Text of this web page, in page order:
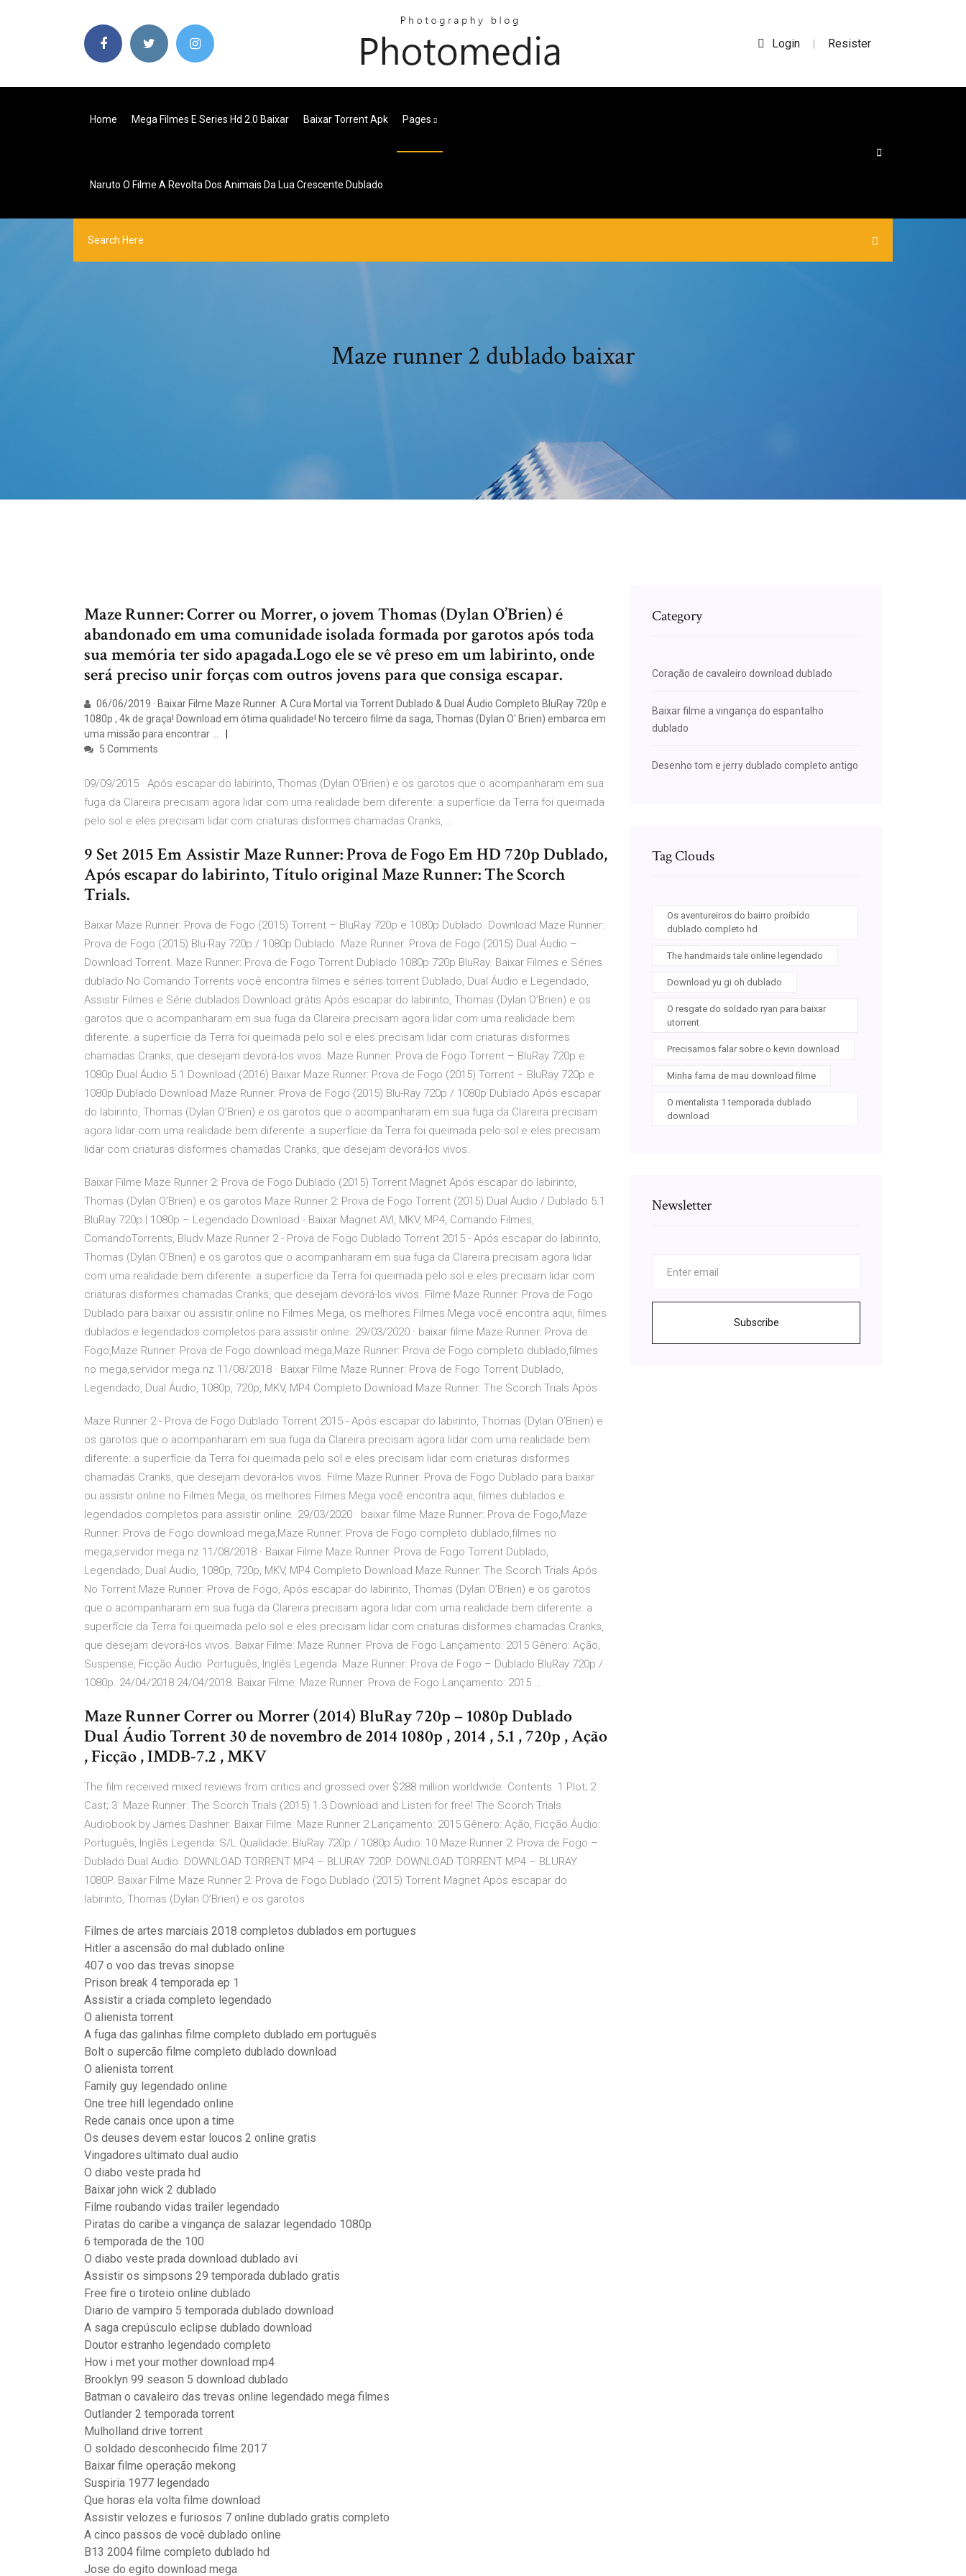
Login | Resister
Home Mega Filmes E Series Hd 2.0 Baixar Baixar Torrent Apk Pages
Naruto O Filme A Revolta Dos Animais Da Lua Crescente Dublado
Maze runner 2 dublado baixar
Maze Runner: Correr ou Morrer, o jovem Thomas (Dylan O’Brien) é
abandonado em uma comunidade isolada formada por garotos após toda
sua memória ter sido apagada.Logo ele se vê preso em um labirinto, onde
será preciso unir forças com outros jovens para que consiga escapar.
06/06/2019 · Baixar Filme Maze Runner: A Cura Mortal via Torrent Dublado & Dual Áudio Completo BluRay 720p e
1080p , 4k de graça! Download em ótima qualidade! No terceiro filme da saga, Thomas (Dylan O' Brien) embarca em
uma missão para encontrar …
5 Comments
09/09/2015 · Após escapar do labirinto, Thomas (Dylan O’Brien) e os garotos que o acompanharam em sua
fuga da Clareira precisam agora lidar com uma realidade bem diferente: a superfície da Terra foi queimada
pelo sol e eles precisam lidar com criaturas disformes chamadas Cranks, …
9 Set 2015 Em Assistir Maze Runner: Prova de Fogo Em HD 720p Dublado,
Após escapar do labirinto, Título original Maze Runner: The Scorch
Trials.
Baixar Maze Runner: Prova de Fogo (2015) Torrent – BluRay 720p e 1080p Dublado. Download Maze Runner:
Prova de Fogo (2015) Blu-Ray 720p / 1080p Dublado. Maze Runner: Prova de Fogo (2015) Dual Áudio –
Download Torrent. Maze Runner: Prova de Fogo Torrent Dublado 1080p 720p BluRay. Baixar Filmes e Séries
dublado No Comando Torrents você encontra filmes e séries torrent Dublado, Dual Áudio e Legendado,
Assistir Filmes e Série dublados Download grátis Após escapar do labirinto, Thomas (Dylan O’Brien) e os
garotos que o acompanharam em sua fuga da Clareira precisam agora lidar com uma realidade bem
diferente: a superfície da Terra foi queimada pelo sol e eles precisam lidar com criaturas disformes
chamadas Cranks, que desejam devorá-los vivos. Maze Runner: Prova de Fogo Torrent – BluRay 720p e
1080p Dual Áudio 5.1 Download (2016) Baixar Maze Runner: Prova de Fogo (2015) Torrent – BluRay 720p e
1080p Dublado Download Maze Runner: Prova de Fogo (2015) Blu-Ray 720p / 1080p Dublado Após escapar
do labirinto, Thomas (Dylan O’Brien) e os garotos que o acompanharam em sua fuga da Clareira precisam
agora lidar com uma realidade bem diferente: a superfície da Terra foi queimada pelo sol e eles precisam
lidar com criaturas disformes chamadas Cranks, que desejam devorá-los vivos.
Baixar Filme Maze Runner 2: Prova de Fogo Dublado (2015) Torrent Magnet Após escapar do labirinto,
Thomas (Dylan O’Brien) e os garotos Maze Runner 2: Prova de Fogo Torrent (2015) Dual Áudio / Dublado 5.1
BluRay 720p | 1080p – Legendado Download - Baixar Magnet AVI, MKV, MP4, Comando Filmes,
ComandoTorrents, Bludv Maze Runner 2 - Prova de Fogo Dublado Torrent 2015 - Após escapar do labirinto,
Thomas (Dylan O’Brien) e os garotos que o acompanharam em sua fuga da Clareira precisam agora lidar
com uma realidade bem diferente: a superfície da Terra foi queimada pelo sol e eles precisam lidar com
criaturas disformes chamadas Cranks, que desejam devorá-los vivos. Filme Maze Runner: Prova de Fogo
Dublado para baixar ou assistir online no Filmes Mega, os melhores Filmes Mega você encontra aqui, filmes
dublados e legendados completos para assistir online. 29/03/2020 · baixar filme Maze Runner: Prova de
Fogo,Maze Runner: Prova de Fogo download mega,Maze Runner: Prova de Fogo completo dublado,filmes
no mega,servidor mega.nz 11/08/2018 · Baixar Filme Maze Runner: Prova de Fogo Torrent Dublado,
Legendado, Dual Áudio, 1080p, 720p, MKV, MP4 Completo Download Maze Runner: The Scorch Trials Após
Maze Runner 2 - Prova de Fogo Dublado Torrent 2015 - Após escapar do labirinto, Thomas (Dylan O’Brien) e
os garotos que o acompanharam em sua fuga da Clareira precisam agora lidar com uma realidade bem
diferente: a superfície da Terra foi queimada pelo sol e eles precisam lidar com criaturas disformes
chamadas Cranks, que desejam devorá-los vivos. Filme Maze Runner: Prova de Fogo Dublado para baixar
ou assistir online no Filmes Mega, os melhores Filmes Mega você encontra aqui, filmes dublados e
legendados completos para assistir online. 29/03/2020 · baixar filme Maze Runner: Prova de Fogo,Maze
Runner: Prova de Fogo download mega,Maze Runner: Prova de Fogo completo dublado,filmes no
mega,servidor mega.nz 11/08/2018 · Baixar Filme Maze Runner: Prova de Fogo Torrent Dublado,
Legendado, Dual Áudio, 1080p, 720p, MKV, MP4 Completo Download Maze Runner: The Scorch Trials Após
No Torrent Maze Runner: Prova de Fogo, Após escapar do labirinto, Thomas (Dylan O’Brien) e os garotos
que o acompanharam em sua fuga da Clareira precisam agora lidar com uma realidade bem diferente: a
superfície da Terra foi queimada pelo sol e eles precisam lidar com criaturas disformes chamadas Cranks,
que desejam devorá-los vivos. Baixar Filme: Maze Runner: Prova de Fogo Lançamento: 2015 Gênero: Ação,
Suspense, Ficção Áudio: Português, Inglês Legenda: Maze Runner: Prova de Fogo – Dublado BluRay 720p /
1080p. 24/04/2018 24/04/2018. Baixar Filme: Maze Runner: Prova de Fogo Lançamento: 2015 …
Maze Runner Correr ou Morrer (2014) BluRay 720p – 1080p Dublado
Dual Áudio Torrent 30 de novembro de 2014 1080p , 2014 , 5.1 , 720p , Ação
, Ficção , IMDB-7.2 , MKV
The film received mixed reviews from critics and grossed over $288 million worldwide. Contents. 1 Plot; 2
Cast; 3 Maze Runner: The Scorch Trials (2015) 1.3 Download and Listen for free! The Scorch Trials
Audiobook by James Dashner. Baixar Filme: Maze Runner 2 Lançamento: 2015 Gênero: Ação, Ficção Áudio:
Português, Inglês Legenda: S/L Qualidade: BluRay 720p / 1080p Áudio: 10 Maze Runner 2: Prova de Fogo –
Dublado Dual Audio. DOWNLOAD TORRENT MP4 – BLURAY 720P. DOWNLOAD TORRENT MP4 – BLURAY
1080P. Baixar Filme Maze Runner 2: Prova de Fogo Dublado (2015) Torrent Magnet Após escapar do
labirinto, Thomas (Dylan O’Brien) e os garotos
Filmes de artes marciais 2018 completos dublados em portugues
Hitler a ascensão do mal dublado online
407 o voo das trevas sinopse
Prison break 4 temporada ep 1
Assistir a criada completo legendado
O alienista torrent
A fuga das galinhas filme completo dublado em português
Bolt o supercão filme completo dublado download
O alienista torrent
Family guy legendado online
One tree hill legendado online
Rede canais once upon a time
Os deuses devem estar loucos 2 online gratis
Vingadores ultimato dual audio
O diabo veste prada hd
Baixar john wick 2 dublado
Filme roubando vidas trailer legendado
Piratas do caribe a vingança de salazar legendado 1080p
6 temporada de the 100
O diabo veste prada download dublado avi
Assistir os simpsons 29 temporada dublado gratis
Free fire o tiroteio online dublado
Diario de vampiro 5 temporada dublado download
A saga crepúsculo eclipse dublado download
Doutor estranho legendado completo
How i met your mother download mp4
Brooklyn 99 season 5 download dublado
Batman o cavaleiro das trevas online legendado mega filmes
Outlander 2 temporada torrent
Mulholland drive torrent
O soldado desconhecido filme 2017
Baixar filme operação mekong
Suspiria 1977 legendado
Que horas ela volta filme download
Assistir velozes e furiosos 7 online dublado gratis completo
A cinco passos de você dublado online
B13 2004 filme completo dublado hd
Jose do egito download mega
Category
Coração de cavaleiro download dublado
Baixar filme a vingança do espantalho
dublado
Desenho tom e jerry dublado completo antigo
Tag Clouds
Os aventureiros do bairro proibído
dublado completo hd
The handmaids tale online legendado
Download yu gi oh dublado
O resgate do soldado ryan para baixar
utorrent
Precisamos falar sobre o kevin download
Minha fama de mau download filme
O mentalista 1 temporada dublado
download
Newsletter
Subscribe